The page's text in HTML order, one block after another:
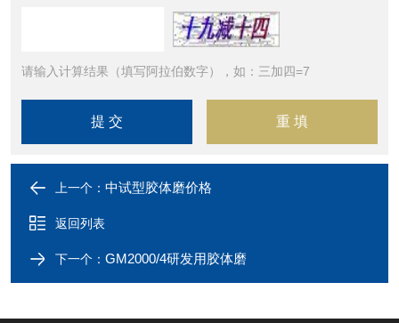
请输入计算结果（填写阿拉伯数字），如：三加四=7
上一个： 中试型胶体磨价格
返回列表
下一个： GM2000/4研发用胶体磨